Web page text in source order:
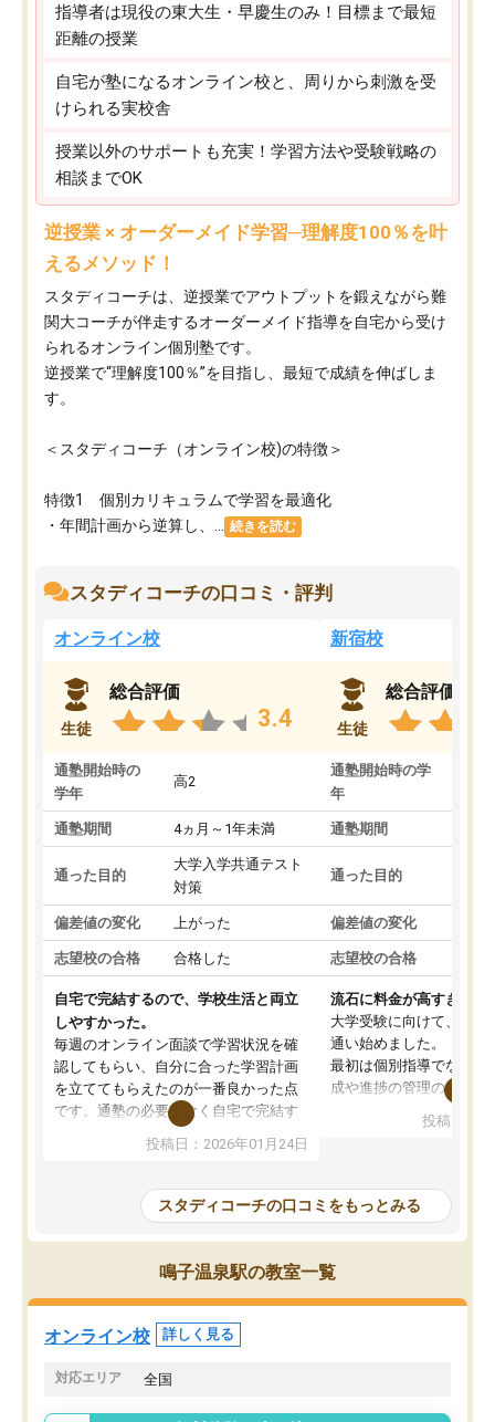
指導者は現役の東大生・早慶生のみ！目標まで最短
距離の授業
自宅が塾になるオンライン校と、周りから刺激を受
けられる実校舎
授業以外のサポートも充実！学習方法や受験戦略の
相談までOK
逆授業 × オーダーメイド学習─理解度100％を叶
えるメソッド！
スタディコーチは、逆授業でアウトプットを鍛えながら難
関大コーチが伴走するオーダーメイド指導を自宅から受け
られるオンライン個別塾です。
逆授業で“理解度100％”を目指し、最短で成績を伸ばしま
す。
＜スタディコーチ（オンライン校)の特徴＞
特徴1 個別カリキュラムで学習を最適化
・年間計画から逆算し、...
続きを読む
スタディコーチの口コミ・評判
オンライン校
生徒
総合評価
3.4
通塾開始時の
学年
高2
通塾期間 4ヵ月～1年未満
通った目的
大学入学共通テスト
対策
偏差値の変化 上がった
志望校の合格 合格した
自宅で完結するので、学校生活と両立
しやすかった。
毎週のオンライン面談で学習状況を確
認してもらい、自分に合った学習計画
を立ててもらえたのが一番良かった点
です。通塾の必要がなく自宅で完結す
たです。コーチが現役大学生で相談し
安も気軽に話せました。勉強習慣が身
についたと感じています。また、チャ
ットで質問できるのも便利でした。一
人では迷いがちだった受験勉強を、最
だと思います。
投稿日：2026年01月24日
新宿校
生徒
総合評価
通塾開始時の学
年
通塾期間
通った目的
偏差値の変化
志望校の合格
流石に料金が高すぎる
大学受験に向けて、高2
通い始めました。
最初は個別指導でなく、
成や進捗の管理のみのコ
じ個別指導コースに変更
性が良くなかったです。
モチベーションが上がら
にやめてしまいました。
追加で料金を払うことで
の方の予定が空いていな
投稿日：
スタディコーチの口コミをもっとみる
鳴子温泉駅の教室一覧
オンライン校 詳しく見る
対応エリア 全国